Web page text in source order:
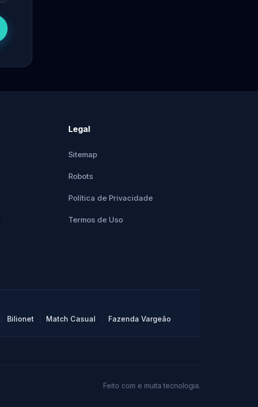
Legal
Sitemap
Robots
Política de Privacidade
Termos de Uso
Bilionet Match Casual Fazenda Vargeão
Feito com e muita tecnologia.